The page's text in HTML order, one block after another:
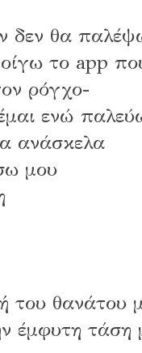
δεν θα
το app
ρόγχο-
ενώ
ανάσκελα
μου
του θανάτου
τάση